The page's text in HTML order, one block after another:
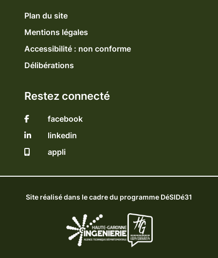
Plan du site
Mentions légales
Accessibilité : non conforme
Délibérations
Restez connecté
facebook
linkedin
appli
Site réalisé dans le cadre du programme DéSIDé31